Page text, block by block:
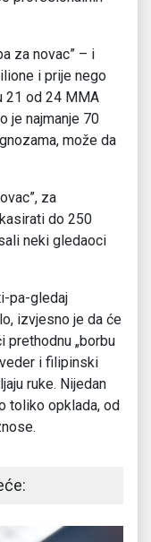
za novac” – i
i prije nego
21 od 24 MMA
je najmanje 70
može da
za
do 250
neki gledaoci
pa-gledaj
izvjesno je da će
prethodnu „borbu
i filipinski
ruke. Nijedan
toliko opklada, od